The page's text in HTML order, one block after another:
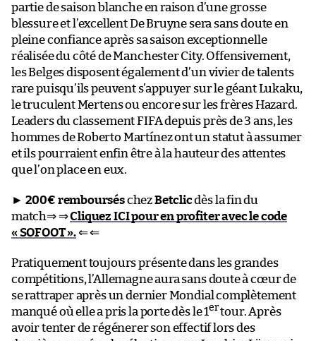
partie de saison blanche en raison d’une grosse
blessure et l’excellent De Bruyne sera sans doute en
pleine confiance après sa saison exceptionnelle
réalisée du côté de Manchester City. Offensivement,
les Belges disposent également d’un vivier de talents
rare puisqu’ils peuvent s’appuyer sur le géant Lukaku,
le truculent Mertens ou encore sur les frères Hazard.
Leaders du classement FIFA depuis près de 3 ans, les
hommes de Roberto Martínez ont un statut à assumer
et ils pourraient enfin être à la hauteur des attentes
que l’on place en eux.
► 200€ rembourséschezBetclicdès la fin du
match⇒ ⇒Cliquez ICI pour en profiter avec le code
« SOFOOT ».⇐ ⇐
Pratiquement toujours présente dans les grandes
compétitions, l’Allemagne aura sans doute à cœur de
se rattraper après un dernier Mondial complètement
manqué où elle a pris la porte dès le 1ertour. Après
avoir tenter de régénerer son effectif lors des